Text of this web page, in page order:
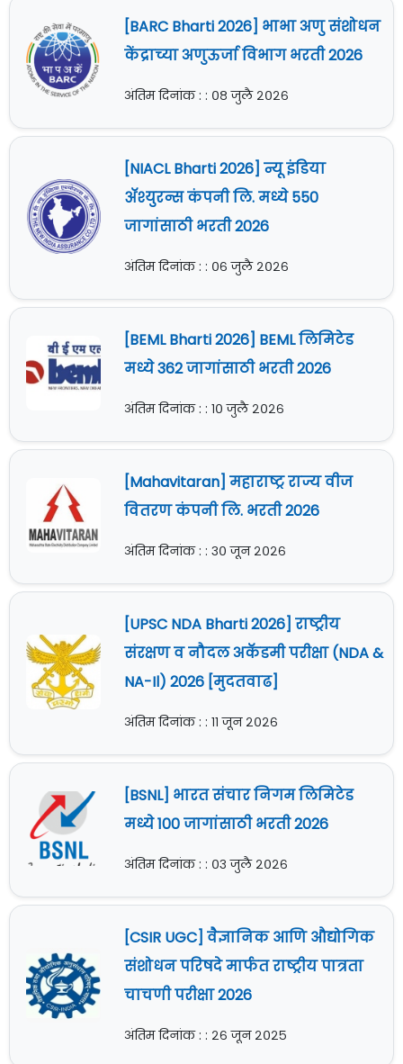
[BARC Bharti 2026] भाभा अणु संशोधन
केंद्राच्या अणुऊर्जा विभाग भरती 2026
अंतिम दिनांक : : ०८ जुलै २०२६
[NIACL Bharti 2026] न्यू इंडिया
ॲश्युरन्स कंपनी लि. मध्ये 550
जागांसाठी भरती 2026
अंतिम दिनांक : : ०६ जुलै २०२६
[BEML Bharti 2026] BEML लिमिटेड
मध्ये 362 जागांसाठी भरती 2026
अंतिम दिनांक : : १० जुलै २०२६
[Mahavitaran] महाराष्ट्र राज्य वीज
वितरण कंपनी लि. भरती 2026
अंतिम दिनांक : : ३० जून २०२६
[UPSC NDA Bharti 2026] राष्ट्रीय
संरक्षण व नौदल अकॅडमी परीक्षा (NDA &
NA-Il) 2026 [मुदतवाढ]
अंतिम दिनांक : : ११ जून २०२६
[BSNL] भारत संचार निगम लिमिटेड
मध्ये 100 जागांसाठी भरती 2026
अंतिम दिनांक : : ०३ जुलै २०२६
[CSIR UGC] वैज्ञानिक आणि औद्योगिक
संशोधन परिषदे मार्फत राष्ट्रीय पात्रता
चाचणी परीक्षा 2026
अंतिम दिनांक : : २६ जून २०२५